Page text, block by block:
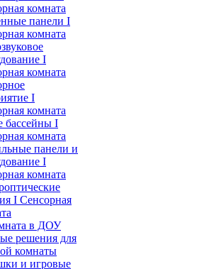
комната
панели I
комната
I
комната
I
комната
бассейны I
комната
панели и
I
комната
I Сенсорная
в ДОУ
решения для
комнаты
и игровые